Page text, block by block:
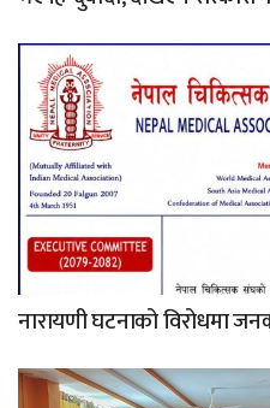
नारायणी घटनाको विरोधमा